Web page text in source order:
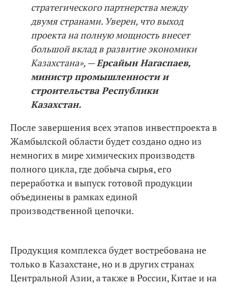
стратегического пaртнерства между
двумя странами. Уверен, что выход
проекта на полную мощность внесет
большой вклад в развитие экономики
Казахстана», —Ерсайын Нагаспаев,
министр промышленности и
строительства Рeспублики
Казахстан.
После завершения всех этапов инвестпроекта в
Жамбылской области будет создано одно из
немногих в мире химических производств
полного цикла, где добыча сырья, его
переработка и выпуск готовой продукции
объединены в рамках единой
производственной цепочки.
Продукция комплекса будет востребована не
только в Казахстане, но и в других странах
Центральной Азии, а также в России, Китае и на